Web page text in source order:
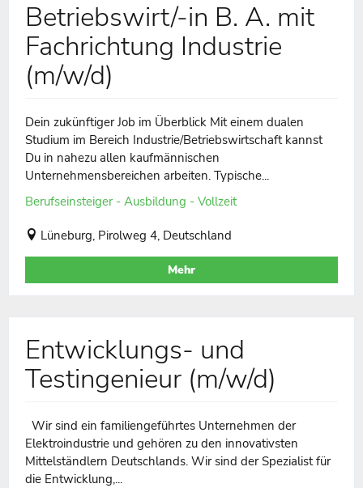
Betriebswirt/-in B. A. mit
Fachrichtung Industrie
(m/w/d)
Dein zukünftiger Job im Überblick Mit einem dualen
Studium im Bereich Industrie/Betriebswirtschaft kannst
Du in nahezu allen kaufmännischen
Unternehmensbereichen arbeiten. Typische...
Berufseinsteiger - Ausbildung - Vollzeit
Lüneburg, Pirolweg 4, Deutschland
Mehr
Entwicklungs- und
Testingenieur (m/w/d)
Wir sind ein familiengeführtes Unternehmen der
Elektroindustrie und gehören zu den innovativsten
Mittelständlern Deutschlands. Wir sind der Spezialist für
die Entwicklung,...